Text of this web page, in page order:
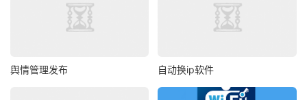
舆情管理发布 自动换ip软件